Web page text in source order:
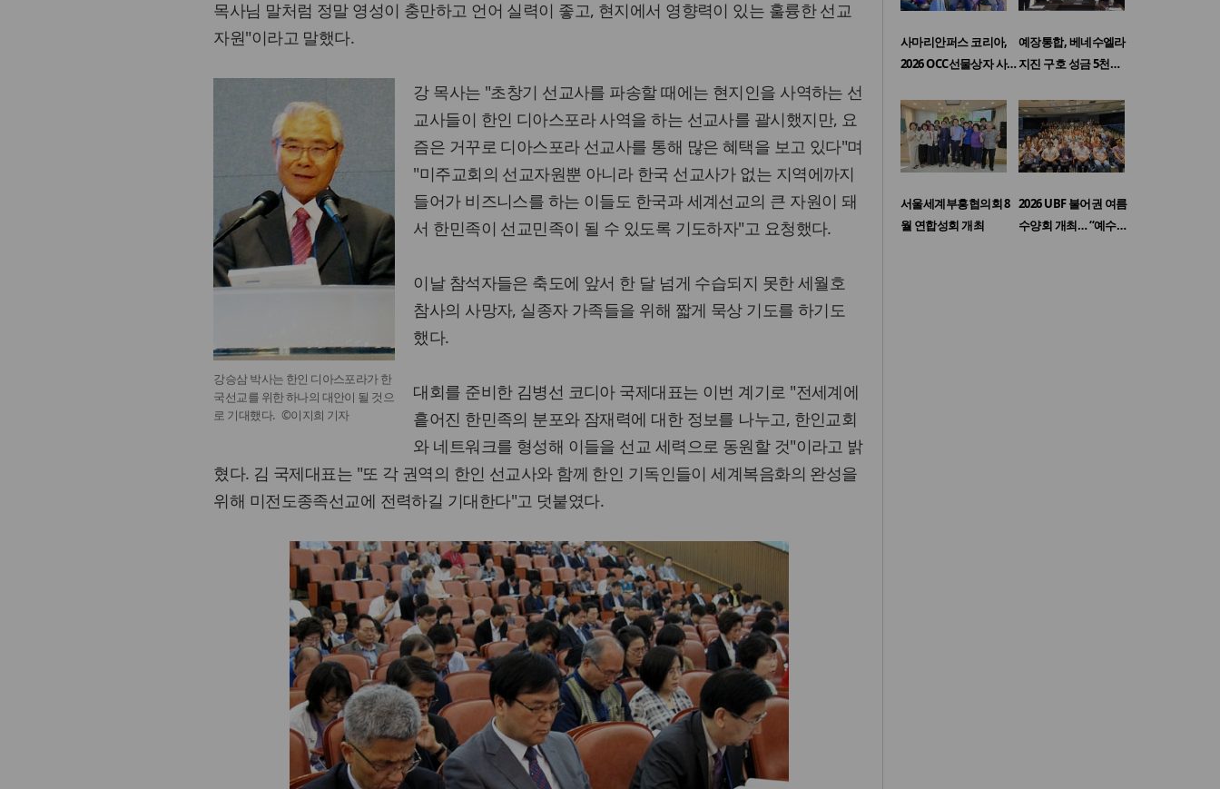
목사님 말처럼 정말 영성이 충만하고 언어 실력이 좋고, 현지에서 영향력이 있는 훌륭한 선교
자원"이라고 말했다.
강승삼 박사는 한인 디아스포라가 한
국선교를 위한 하나의 대안이 될 것으
로 기대했다. ©이지희 기자
강 목사는 "초창기 선교사를 파송할 때에는 현지인을 사역하는 선
교사들이 한인 디아스포라 사역을 하는 선교사를 괄시했지만, 요
즘은 거꾸로 디아스포라 선교사를 통해 많은 혜택을 보고 있다"며
"미주교회의 선교자원뿐 아니라 한국 선교사가 없는 지역에까지
들어가 비즈니스를 하는 이들도 한국과 세계선교의 큰 자원이 돼
서 한민족이 선교민족이 될 수 있도록 기도하자"고 요청했다.
이날 참석자들은 축도에 앞서 한 달 넘게 수습되지 못한 세월호
참사의 사망자, 실종자 가족들을 위해 짧게 묵상 기도를 하기도
했다.
대회를 준비한 김병선 코디아 국제대표는 이번 계기로 "전세계에
흩어진 한민족의 분포와 잠재력에 대한 정보를 나누고, 한인교회
와 네트워크를 형성해 이들을 선교 세력으로 동원할 것"이라고 밝
혔다. 김 국제대표는 "또 각 권역의 한인 선교사와 함께 한인 기독인들이 세계복음화의 완성을
위해 미전도종족선교에 전력하길 기대한다"고 덧붙였다.
사마리안퍼스 코리아,
2026 OCC선물상자 사…
예장통합, 베네수엘라
지진 구호 성금 5천…
서울세계부흥협의회 8
월 연합성회 개최
2026 UBF 불어권 여름
수양회 개최… “예수…